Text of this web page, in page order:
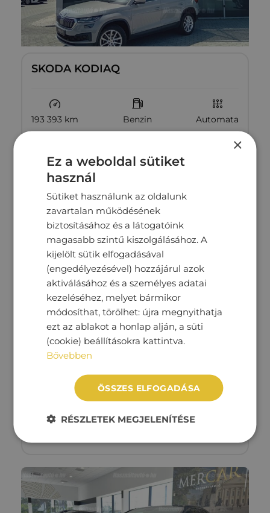
SKODA KODIAQ
193 393 km Benzin Automata
VOLKSWAGEN PASSAT
×
Ez a weboldal sütiket
használ
Sütiket használunk az oldalunk
zavartalan működésének
biztosításához és a látogatóink
magasabb szintű kiszolgálásához. A
kijelölt sütik elfogadásával
(engedélyezésével) hozzájárul azok
aktiválásához és a személyes adatai
kezeléséhez, melyet bármikor
módosíthat, törölhet: újra megnyithatja
ezt az ablakot a honlap alján, a süti
(cookie) beállításokra kattintva.
Bővebben
ÖSSZES ELFOGADÁSA
RÉSZLETEK MEGJELENÍTÉSE